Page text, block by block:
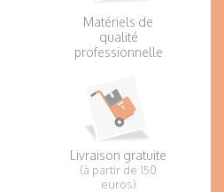
Matériels de
qualité
professionnelle
Livraison gratuite
(à partir de 150
euros)